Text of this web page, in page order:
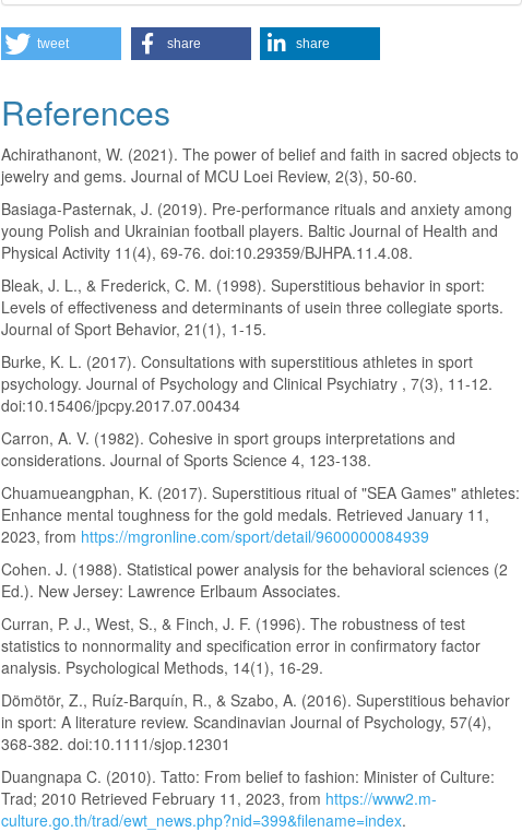
tweet share share
References
Achirathanont, W. (2021). The power of belief and faith in sacred objects to
jewelry and gems. Journal of MCU Loei Review, 2(3), 50-60.
Basiaga-Pasternak, J. (2019). Pre-performance rituals and anxiety among
young Polish and Ukrainian football players. Baltic Journal of Health and
Physical Activity 11(4), 69-76. doi:10.29359/BJHPA.11.4.08.
Bleak, J. L., & Frederick, C. M. (1998). Superstitious behavior in sport:
Levels of effectiveness and determinants of usein three collegiate sports.
Journal of Sport Behavior, 21(1), 1-15.
Burke, K. L. (2017). Consultations with superstitious athletes in sport
psychology. Journal of Psychology and Clinical Psychiatry , 7(3), 11-12.
doi:10.15406/jpcpy.2017.07.00434
Carron, A. V. (1982). Cohesive in sport groups interpretations and
considerations. Journal of Sports Science 4, 123-138.
Chuamueangphan, K. (2017). Superstitious ritual of "SEA Games" athletes:
Enhance mental toughness for the gold medals. Retrieved January 11,
2023, from https://mgronline.com/sport/detail/9600000084939
Cohen. J. (1988). Statistical power analysis for the behavioral sciences (2
Ed.). New Jersey: Lawrence Erlbaum Associates.
Curran, P. J., West, S., & Finch, J. F. (1996). The robustness of test
statistics to nonnormality and specification error in confirmatory factor
analysis. Psychological Methods, 14(1), 16-29.
Dömötör, Z., Ruíz-Barquín, R., & Szabo, A. (2016). Superstitious behavior
in sport: A literature review. Scandinavian Journal of Psychology, 57(4),
368-382. doi:10.1111/sjop.12301
Duangnapa C. (2010). Tatto: From belief to fashion: Minister of Culture:
Trad; 2010 Retrieved February 11, 2023, from https://www2.m-
culture.go.th/trad/ewt_news.php?nid=399&filename=index.